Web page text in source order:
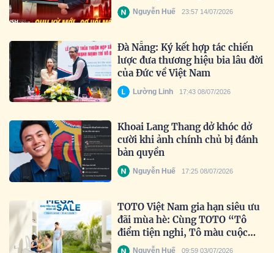
Nguyễn Huế 23:57 14/07/2026
Đà Nẵng: Ký kết hợp tác chiến
lược đưa thương hiệu bia lâu đời
của Đức về Việt Nam
Lường Linh 17:43 08/07/2026
Khoai Lang Thang dở khóc dở
cười khi ảnh chính chủ bị đánh
bản quyền
Nguyễn Huế 17:25 08/07/2026
TOTO Việt Nam gia hạn siêu ưu
đãi mùa hè: Cùng TOTO “Tô
điểm tiện nghi, Tô màu cuộc
sống” trọn vẹn hơn.
Nguyễn Huế 09:59 03/07/2026